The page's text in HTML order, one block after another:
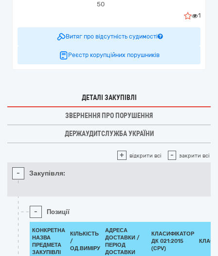
50
1
Витяг про відсутність судимості
Реєстр корупційних порушників
ДЕТАЛІ ЗАКУПІВЛІ
ЗВЕРНЕННЯ ПРО ПОРУШЕННЯ
ДЕРЖАУДИТСЛУЖБА УКРАЇНИ
+ відкрити всі - закрити всі
- Закупівля:
- Позиції
КОНКРЕТНА
НАЗВА
ПРЕДМЕТА
ЗАКУПІВЛІ
КІЛЬКІСТЬ
/
ОД.ВИМІРУ
АДРЕСА
ДОСТАВКИ /
ПЕРІОД
ДОСТАВКИ
КЛАСИФІКАТОР
ДК 021:2015
(CPV)